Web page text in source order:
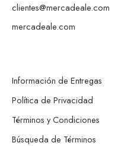
clientes@mercadeale.com
mercadeale.com
Información de Entregas
Política de Privacidad
Términos y Condiciones
Búsqueda de Términos